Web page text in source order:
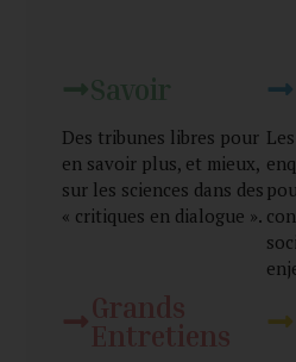
Savoir
Des tribunes libres pour
en savoir plus, et mieux,
sur les sciences dans des
« critiques en dialogue ».